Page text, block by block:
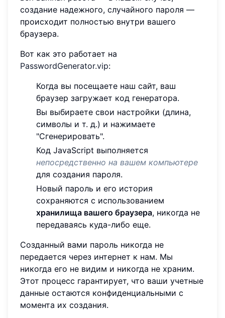
создание надежного, случайного пароля —
происходит полностью внутри вашего
браузера.
Вот как это работает на
PasswordGenerator.vip:
Когда вы посещаете наш сайт, ваш
браузер загружает код генератора.
Вы выбираете свои настройки (длина,
символы и т. д.) и нажимаете
"Сгенерировать".
Код JavaScript выполняется
непосредственно на вашем компьютере
для создания пароля.
Новый пароль и его история
сохраняются с использованием
хранилища вашего браузера, никогда не
передаваясь куда-либо еще.
Созданный вами пароль никогда не
передается через интернет к нам. Мы
никогда его не видим и никогда не храним.
Этот процесс гарантирует, что ваши учетные
данные остаются конфиденциальными с
момента их создания.